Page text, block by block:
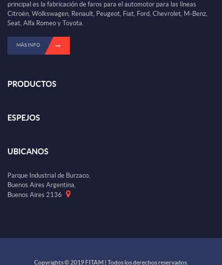
principal es la fabricación de faros para el automotor para las líneas
Citroën, Wolkswagen, Renault, Peugeot, Fiat, Ford, Chevrolet, M-Benz,
Seat, Alfa Romeo y Toyota.
MÁS INFO
PRODUCTOS
ESPEJOS
UBICANOS
Parque Industrial de Burzaco,
Buenos Aires Argentina,
Buenos Aires 2136
Copyrights © 2019 FITAM | Todos los derechos reservados.